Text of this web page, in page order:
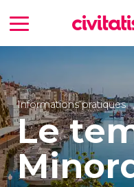
Informations pratiques
Le